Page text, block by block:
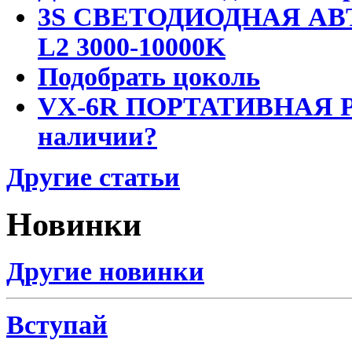
3S СВЕТОДИОДНАЯ
L2 3000-10000K
Подобрать цоколь
VX-6R ПОРТАТИВНАЯ
наличии?
Другие статьи
Новинки
Другие новинки
Вступай